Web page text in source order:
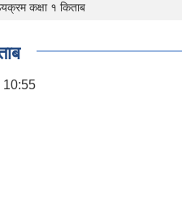
कक्षा १ किताब
10:55